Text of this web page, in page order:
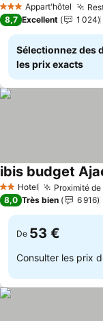
3 ÉtoilesAppart'hôtel
Consulter les prix
8,7 Excellent 1 024
Sélectionnez des
les prix exacts
2 Étoiles
Hotel Proximité
ibis budget
8,0 Très bien 6 916
De 53 €
Consulter les prix